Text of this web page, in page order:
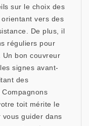
sur le choix des
vers des
De plus, il
réguliers pour
bon couvreur
signes avant-
des
toit mérite le
vous guider dans